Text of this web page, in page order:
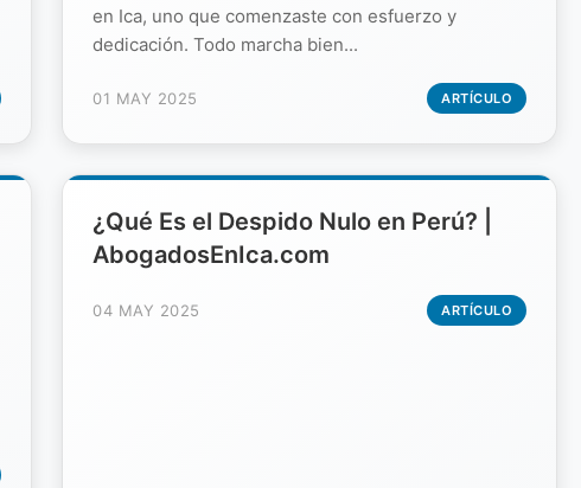
en Ica, uno que comenzaste con esfuerzo y
dedicación. Todo marcha bien...
01 MAY 2025 ARTÍCULO
¿Qué Es el Despido Nulo en Perú? |
AbogadosEnIca.com
04 MAY 2025 ARTÍCULO